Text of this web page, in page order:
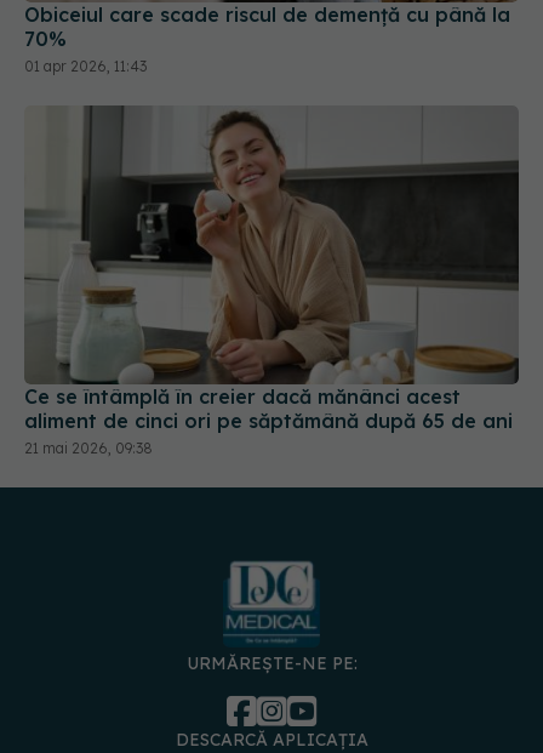
Obiceiul care scade riscul de demență cu până la
70%
01 apr 2026, 11:43
Ce se întâmplă în creier dacă mănânci acest
aliment de cinci ori pe săptămână după 65 de ani
21 mai 2026, 09:38
URMĂREȘTE-NE PE:
DESCARCĂ APLICAȚIA